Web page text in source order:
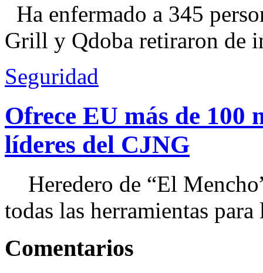
Ha enfermado a 345
Grill y Qdoba retiraron de
Seguridad
Ofrece EU más de 100
líderes del CJNG
Heredero de “El
todas las herramientas
Comentarios